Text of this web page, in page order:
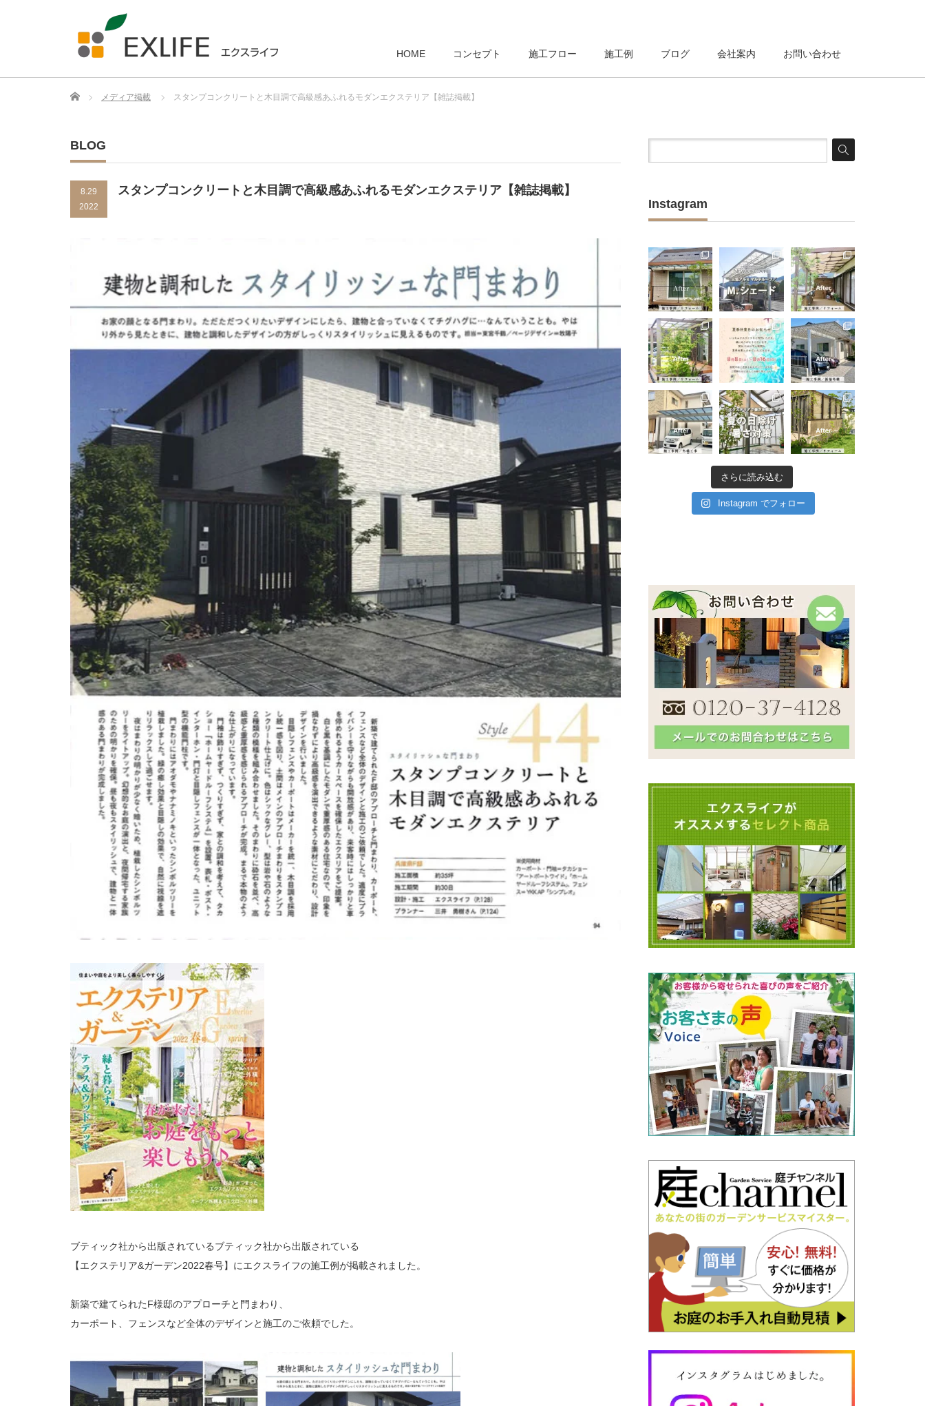
HOME コンセプト 施工フロー 施工例 ブログ 会社案内 お問い合わせ
Home メディア掲載 スタンプコンクリートと木目調で高級感あふれるモダンエクステリア【雑誌掲載】
BLOG
8.29
2022
スタンプコンクリートと木目調で高級感あふれるモダンエクステリア【雑誌掲載】
ブティック社から出版されているブティック社から出版されている
【エクステリア&ガーデン2022春号】にエクスライフの施工例が掲載されました。
新築で建てられたF様邸のアプローチと門まわり、
カーポート、フェンスなど全体のデザインと施工のご依頼でした。
Instagram
さらに読み込む
Instagram でフォロー